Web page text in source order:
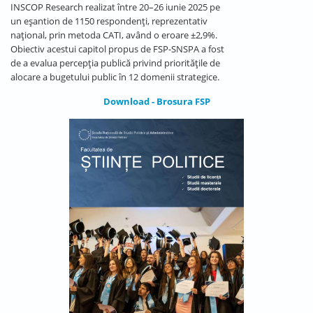
INSCOP Research realizat între 20–26 iunie 2025 pe
un eșantion de 1150 respondenți, reprezentativ
național, prin metoda CATI, având o eroare ±2,9%.
Obiectiv acestui capitol propus de FSP-SNSPA a fost
de a evalua percepția publică privind prioritățile de
alocare a bugetului public în 12 domenii strategice.
Download - Brosura FSP